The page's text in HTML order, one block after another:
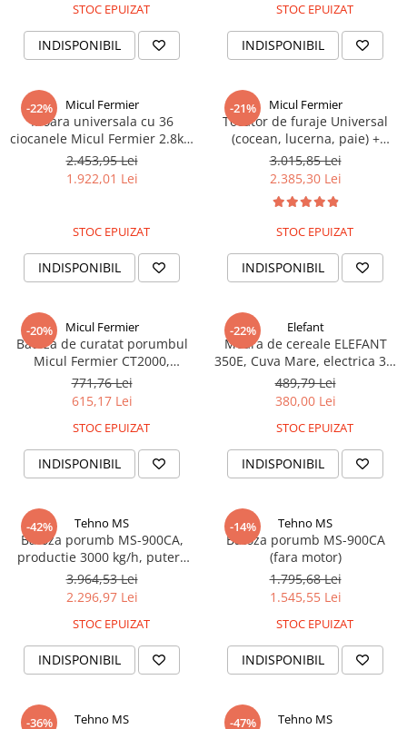
STOC EPUIZAT
INDISPONIBIL
STOC EPUIZAT
INDISPONIBIL
-22% Micul Fermier
Moara universala cu 36
ciocanele Micul Fermier 2.8kw
300kg/h, GF-0892
2.453,95 Lei
1.922,01 Lei
STOC EPUIZAT
INDISPONIBIL
-21% Micul Fermier
Tocator de furaje Universal
(cocean, lucerna, paie) +
Moara de cereale Micul
Fermier F500, motor 4 Kw,,
GF-0907
3.015,85 Lei
2.385,30 Lei
STOC EPUIZAT
INDISPONIBIL
-20% Micul Fermier
Batoza de curatat porumbul
Micul Fermier CT2000,
productie 1500-2000kg/h, fara
motor, GF-1140-S01-G2
771,76 Lei
615,17 Lei
STOC EPUIZAT
INDISPONIBIL
-22% Elefant
Moara de cereale ELEFANT
350E, Cuva Mare, electrica 3.9
kW, 3000 rpm cu carlige
489,79 Lei
380,00 Lei
STOC EPUIZAT
INDISPONIBIL
-42% Tehno MS
Batoza porumb MS-900CA,
productie 3000 kg/h, putere
motor 2.2 kw
3.964,53 Lei
2.296,97 Lei
STOC EPUIZAT
INDISPONIBIL
-14% Tehno MS
Batoza porumb MS-900CA
(fara motor)
1.795,68 Lei
1.545,55 Lei
STOC EPUIZAT
INDISPONIBIL
-36% Tehno MS -47% Tehno MS